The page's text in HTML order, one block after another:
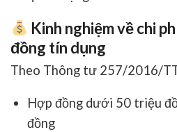
Kinh nghiệm về chi
đồng tín dụng
Theo Thông tư 257/2016/
Hợp đồng dưới 50 triệu
đồng